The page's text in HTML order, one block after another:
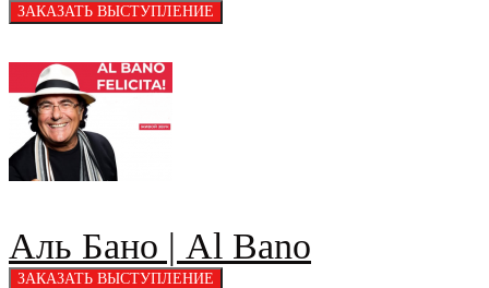
Аль Бано | Al Bano